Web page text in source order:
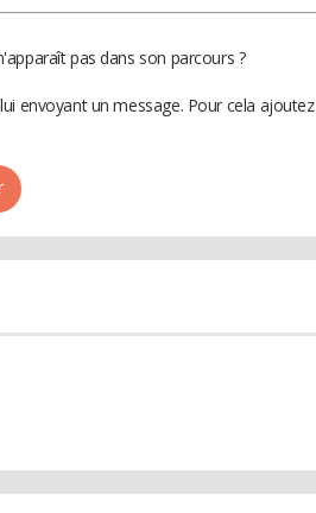
pas dans son parcours ?
envoyant un message. Pour cela ajoutez